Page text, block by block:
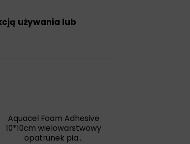
używania lub
Aquacel Foam Adhesive
10*10cm wielowarstwowy
opatrunek pia...